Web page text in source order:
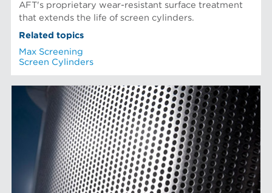
AFT's proprietary wear-resistant surface treatment
that extends the life of screen cylinders.
Related topics
Max Screening
Screen Cylinders